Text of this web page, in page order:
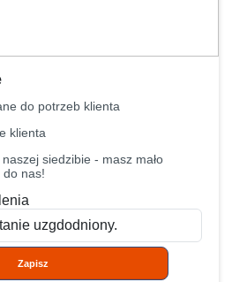
do potrzeb klienta
klienta
siedzibie - masz mało
do nas!
Zapisz